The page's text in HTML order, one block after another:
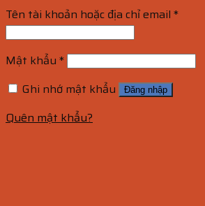
Tên tài khoản hoặc địa chỉ email *
Mật khẩu *
Ghi nhớ mật khẩu
Đăng nhập
Quên mật khẩu?